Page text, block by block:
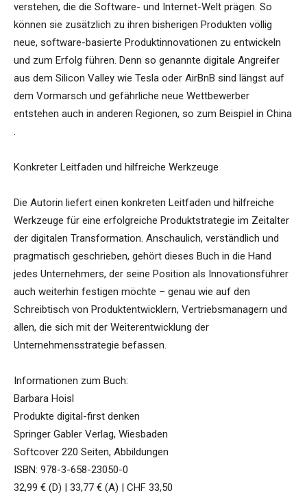
verstehen, die die Software- und Internet-Welt prägen. So
können sie zusätzlich zu ihren bisherigen Produkten völlig
neue, software-basierte Produktinnovationen zu entwickeln
und zum Erfolg führen. Denn so genannte digitale Angreifer
aus dem Silicon Valley wie Tesla oder AirBnB sind längst auf
dem Vormarsch und gefährliche neue Wettbewerber
entstehen auch in anderen Regionen, so zum Beispiel in China
.
Konkreter Leitfaden und hilfreiche Werkzeuge
Die Autorin liefert einen konkreten Leitfaden und hilfreiche
Werkzeuge für eine erfolgreiche Produktstrategie im Zeitalter
der digitalen Transformation. Anschaulich, verständlich und
pragmatisch geschrieben, gehört dieses Buch in die Hand
jedes Unternehmers, der seine Position als Innovationsführer
auch weiterhin festigen möchte – genau wie auf den
Schreibtisch von Produktentwicklern, Vertriebsmanagern und
allen, die sich mit der Weiterentwicklung der
Unternehmensstrategie befassen.
Informationen zum Buch:
Barbara Hoisl
Produkte digital-first denken
Springer Gabler Verlag, Wiesbaden
Softcover 220 Seiten, Abbildungen
ISBN: 978-3-658-23050-0
32,99 € (D) | 33,77 € (A) | CHF 33,50